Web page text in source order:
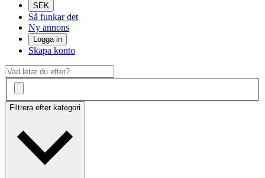
SEK
Så funkar det
Ny annons
Logga in
Skapa konto
Filtrera efter kategori